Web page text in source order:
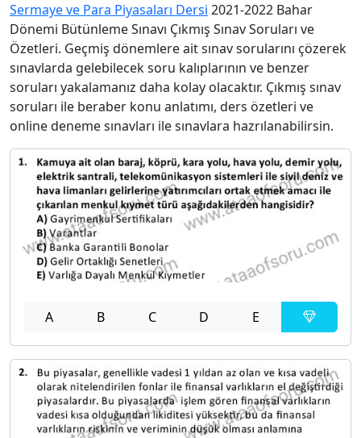
Sermaye ve Para Piyasaları Dersi 2021-2022 Bahar
Dönemi Bütünleme Sınavı Çıkmış Sınav Soruları ve
Özetleri. Geçmiş dönemlere ait sınav sorularını çözerek
sınavlarda gelebilecek soru kalıplarının ve benzer
soruları yakalamanız daha kolay olacaktır. Çıkmış sınav
soruları ile beraber konu anlatımı, ders özetleri ve
online deneme sınavları ile sınavlara hazrılanabilirsin.
A B C D E